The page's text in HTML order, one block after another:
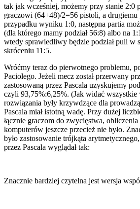
tak jak wcześniej, możemy przy stanie 2:0
graczowi (64+48)/2=56 pistoli, a
przypadku wyniku 1:0, następna partia
(dla którego mamy podział 56:8) albo na
wtedy sprawiedliwy będzie podział puli w
skróceniu 11:5.
Wróćmy teraz do pierwotnego problemu,
Paciolego. Jeżeli mecz został przerwany
zastosowaną przez Pascala uzyskujemy
czyli 93,75%:6,25%. (Jak widać wszystkie
rozwiązania były krzywdzące dla
Pascala miał istotną wadę. Przy dużej
łącznie graczom do zwycięstwa, obliczenia
komputerów jeszcze przecież nie było.
było zastosowanie trójkąta
przez Pascala wyglądał tak:
Znacznie bardziej czytelna jest wersja